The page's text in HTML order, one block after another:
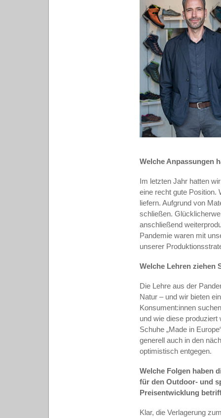
Welche Anpassungen
Im letzten Jahr hatten
eine recht gute Position.
liefern. Aufgrund von
schließen.
anschließend
Pandemie waren mit
unserer
Welche Lehren ziehen
Die Lehre aus der
Natur – und wir bieten
Konsument:innen
und wie diese produziert
Schuhe „Made in
generellauch in den
optimistisch entgegen.
Welche Folgen haben
für den Outdoor- und
Preisentwicklung
Klar, die Verlagerung